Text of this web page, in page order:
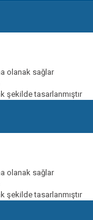
olanak sağlar
şekilde tasarlanmıştır
olanak sağlar
şekilde tasarlanmıştır